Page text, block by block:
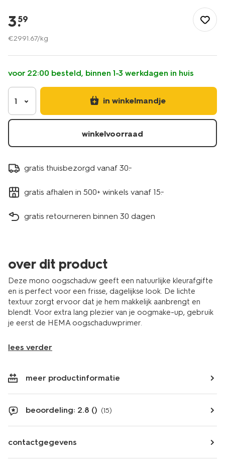
gezond/make-
up/oogschaduw/navulling-
palette/navulling-
54-
brown-
11210554.html
3.
59
€2991.67/kg
voor 22:00 besteld, binnen 1-3 werkdagen in huis
1 in winkelmandje
winkelvoorraad
gratis thuisbezorgd vanaf 30.-
gratis afhalen in 500+ winkels vanaf 15.-
gratis retourneren binnen 30 dagen
over dit product
Deze mono oogschaduw geeft een natuurlijke kleurafgifte
en is perfect voor een frisse, dagelijkse look. De lichte
textuur zorgt ervoor dat je hem makkelijk aanbrengt en
blendt. Voor extra lang plezier van je oogmake-up, gebruik
je eerst de HEMA oogschaduwprimer.
lees verder
meer productinformatie
beoordeling: 2.8 () (15)
contactgegevens